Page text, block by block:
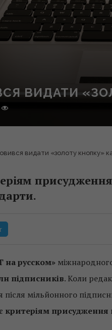
ВИДАТИ
видати «золоту кнопку»
на русском»
підписників. Коли
після мільйонного
критеріям присудження